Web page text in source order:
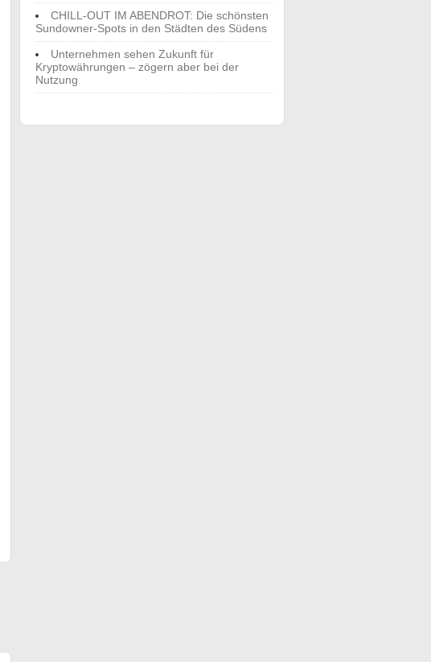
CHILL-OUT IM ABENDROT: Die schönsten
Sundowner-Spots in den Städten des Südens
Unternehmen sehen Zukunft für
Kryptowährungen – zögern aber bei der
Nutzung